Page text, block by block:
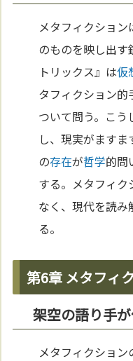
メタフィクション
のものを映し出す
トリックス』は仮
タフィクション
ついて問う。こう
し、現実がます
の存在が哲学的問
する。メタフィ
なく、現代を読み
る。
第6章 メタフィ
架空の語り手
メタフィクショ